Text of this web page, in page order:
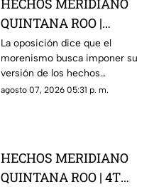
HECHOS MERIDIANO
QUINTANA ROO |
Oposición señala que el
morenismo quiere
imponer su versión de
los hechos usando la
La oposición dice que el
morenismo busca imponer su
versión de los hechos
mediante la censura, callar los
agosto 07, 2026 05:31 p. m.
HECHOS MERIDIANO
QUINTANA ROO | 4T